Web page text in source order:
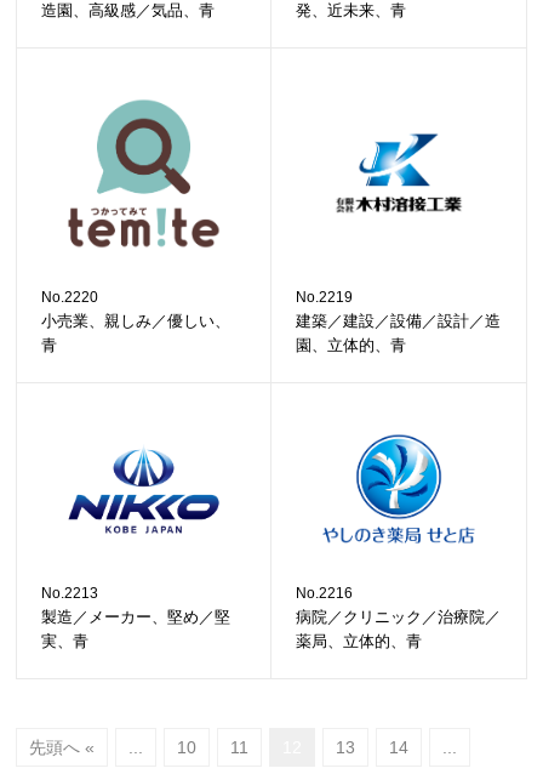
造園、高級感／気品、青
発、近未来、青
No.2220
小売業、親しみ／優しい、
青
No.2219
建築／建設／設備／設計／造
園、立体的、青
No.2213
製造／メーカー、堅め／堅
実、青
No.2216
病院／クリニック／治療院／
薬局、立体的、青
先頭へ « 10 11 13 14